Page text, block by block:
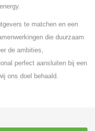
te matchen en een
die duurzaam
de ambities,
perfect aansluiten bij een
ons doel behaald.